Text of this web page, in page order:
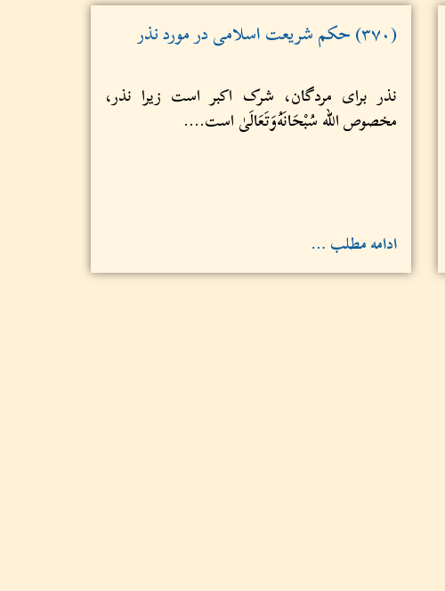
(۳۷۰) حکم شریعت اسلامی در مورد نذر
نذر برای مردگان، شرک اکبر است زیرا نذر،
مخصوص الله سُبْحَانَهُ‌وَتَعَالَىٰ است....
ادامه مطلب …